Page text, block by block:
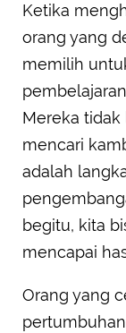
Ketika
orang yang
memilih
Mereka tidak
mencari
adalah
begitu, kita
mencapai
Orang yang